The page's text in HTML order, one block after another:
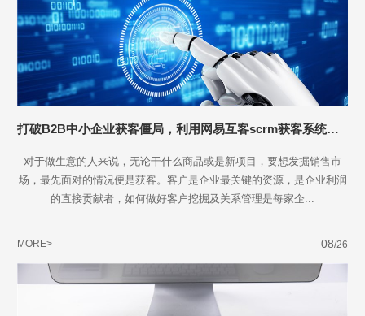
打破B2B中小企业获客僵局，利用网易互客scrm获客系统赋能
对于做生意的人来说，无论干什么商品或是新项目，要想发掘销售市
场，最先面对的情况便是获客。客户是企业最关键的资源，是企业利润
的直接贡献者，如何做好客户挖掘及关系管理是每家企...
MORE> 08/26